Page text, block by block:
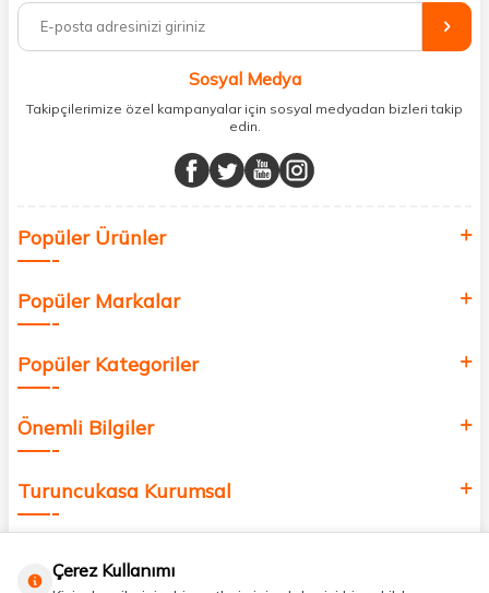
%100 orijinal kozmetik ve sağlık ürünleriyle güzelliğinizi tamamlayabilir,
vücudunuzu desteklemek için güvenilir takviye edici gıdalara
minerallere kadar binlerce ürünü uygun fiyat ve hızlı kargo avantajıyla
sunuyoruz.
buluşturuyor ve online alışveriş deneyiminizi en iyi hale getiriyoruz.
Sağlık, güzellik ve iyi yaşam için aradığınız her şey burada!
değer katmak için bize katılın!
Sosyal Medya
Takipçilerimize özel kampanyalar için sosyal medyadan bizleri takip
edin.
Popüler Ürünler
Popüler Markalar
Popüler Kategoriler
Önemli Bilgiler
Turuncukasa Kurumsal
Çerez Kullanımı